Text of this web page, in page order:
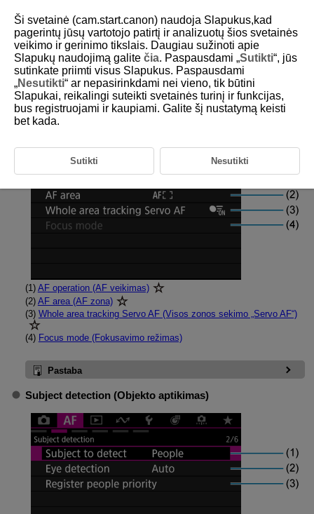
D388-129
Skirtukų meniu: AF (nuotraukos)
AF operation/area (AF veikimas / zona)
(1) AF operation (AF veikimas)
(2) AF area (AF zona)
(3) Whole area tracking Servo AF (Visos zonos sekimo „Servo AF“)
(4) Focus mode (Fokusavimo režimas)
Pastaba
Subject detection (Objekto aptikimas)
Ši svetainė (cam.start.canon) naudoja Slapukus,kad
pagerintų jūsų vartotojo patirtį ir analizuotų šios svetainės
veikimo ir gerinimo tikslais. Daugiau sužinoti apie
Slapukų naudojimą galite čia. Paspausdami „Sutikti“, jūs
sutinkate priimti visus Slapukus. Paspausdami
„Nesutikti“ ar nepasirinkdami nei vieno, tik būtini
Slapukai, reikalingi suteikti svetainės turinį ir funkcijas,
bus registruojami ir kaupiami. Galite šį nustatymą keisti
bet kada.
Sutikti Nesutikti